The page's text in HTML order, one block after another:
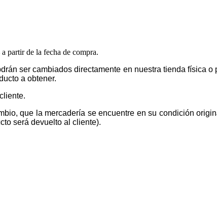
partir de la fecha de compra.
ser cambiados directamente en nuestra tienda física
a obtener.
que la mercadería se encuentre en su condición
será devuelto al cliente).